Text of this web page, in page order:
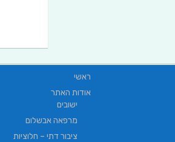
ראשי
אודות האתר
ישובים
מרפאה אבשלום
ציבור דתי – חלוציות